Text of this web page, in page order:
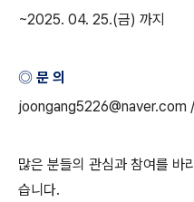
~2025. 04. 25.(금) 까지
◎ 문 의
많은 분들의 관심과 참여를 바
습니다.